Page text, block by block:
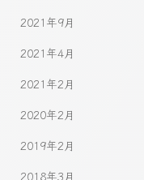
2021年9月
2021年4月
2021年2月
2020年2月
2019年2月
2018年3月